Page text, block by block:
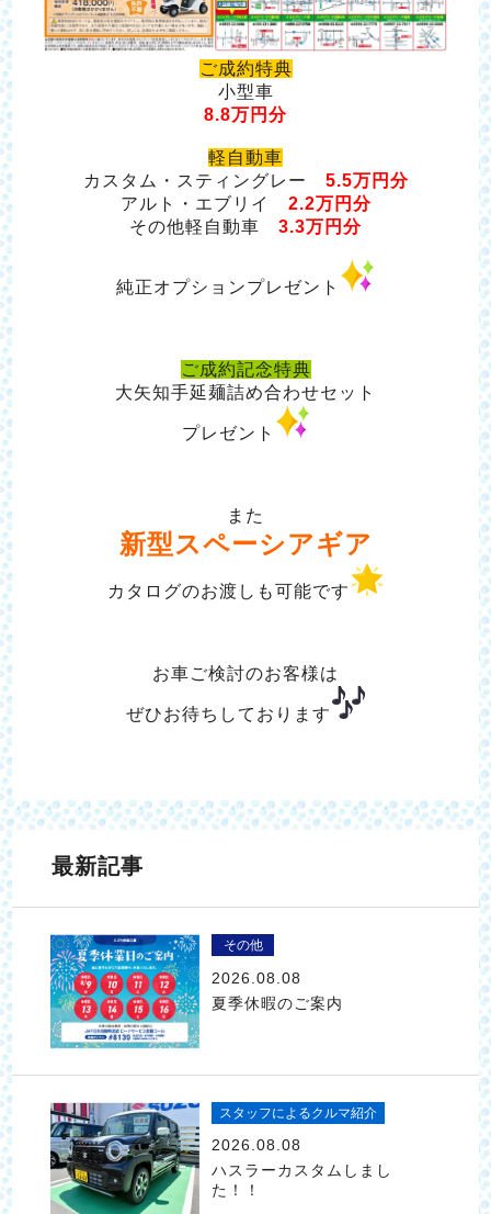
ご成約特典
小型車
8.8万円分
軽自動車
カスタム・スティングレー 5.5万円分
アルト・エブリイ 2.2万円分
その他軽自動車 3.3万円分
純正オプションプレゼント
ご成約記念特典
大矢知手延麺詰め合わせセット
プレゼント
また
新型スペーシアギア
カタログのお渡しも可能です
お車ご検討のお客様は
ぜひお待ちしております
最新記事
その他
2026.08.08
夏季休暇のご案内
スタッフによるクルマ紹介
2026.08.08
ハスラーカスタムしまし
た！！